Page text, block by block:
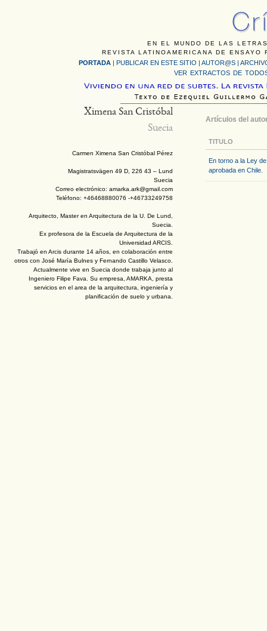
EN EL MUNDO DE LAS
REVISTA LATINOAMERICANA DE
PORTADA | PUBLICAR EN ESTE SITIO | AUTOR@S |
VER EXTRACTOS DE
Ximena San Cristóbal
Suecia
Carmen Ximena San Cristóbal Pérez
Magistratsvägen 49 D, 226 43 – Lund
Suecia
Correo electrónico: amarka.ark@gmail.com
Teléfono: +46468880076 -+46733249758
Arquitecto, Master en Arquitectura de la U. De Lund,
Suecia.
Ex profesora de la Escuela de Arquitectura de la
Universidad ARCIS.
Trabajó en Arcis durante 14 años, en colaboración entre
otros con José María Bulnes y Fernando Castillo Velasco.
Actualmente vive en Suecia donde trabaja junto al
Ingeniero Filipe Fava. Su empresa, AMARKA, presta
servicios en el area de la arquitectura, ingeniería y
planificación de suelo y urbana.
Artículos del
TITULO
En torno a la Ley
aprobada en Chile.